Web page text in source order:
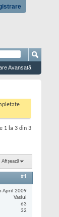
Avansată
1 la 3 din 3
Afișează
#1
April 2009
Vaslui
63
32